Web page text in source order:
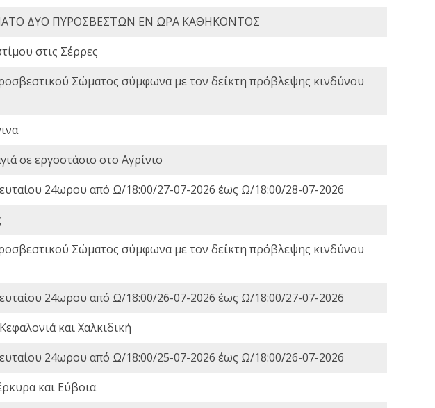
ΔΥΟ ΠΥΡΟΣΒΕΣΤΩΝ ΕΝ ΩΡΑ ΚΑΘΗΚΟΝΤΟΣ
στις Σέρρες
Σώματος σύμφωνα με τον δείκτη πρόβλεψης κινδύνου
σε εργοστάσιο στο Αγρίνιο
24ωρου από Ω/18:00/27-07-2026 έως Ω/18:00/28-07-2026
Σώματος σύμφωνα με τον δείκτη πρόβλεψης κινδύνου
24ωρου από Ω/18:00/26-07-2026 έως Ω/18:00/27-07-2026
και Χαλκιδική
24ωρου από Ω/18:00/25-07-2026 έως Ω/18:00/26-07-2026
και Εύβοια